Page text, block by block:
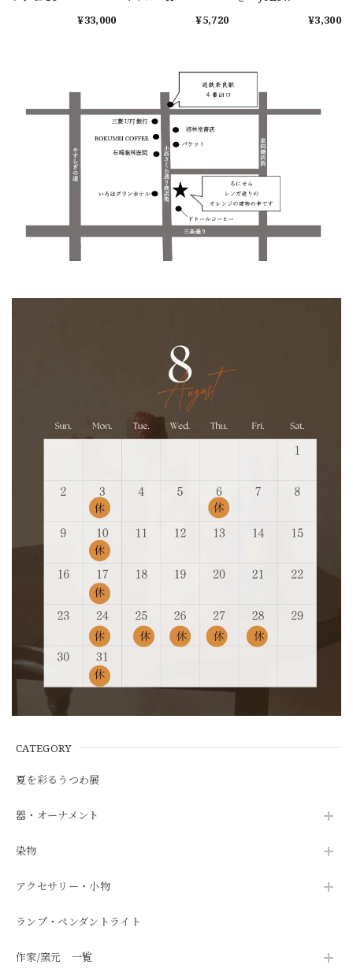
CATEGORY
夏を彩るうつわ展
器・オーナメント
染物
アクセサリー・小物
ランプ・ペンダントライト
作家/窯元 一覧
¥33,000
¥5,720
¥3,300